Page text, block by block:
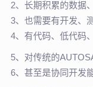
2、长期积累的数据
3、也需要有开发、
4、有代码、低代码
5、对传统的
6、甚至是协同开发